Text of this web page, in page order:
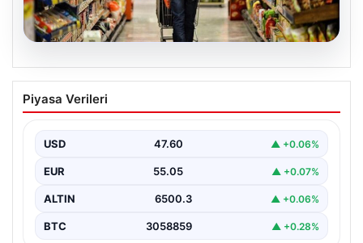
05.08.2026
Nisan Ayı Enflasyon Rakamları Ne
Zaman Açıklanacak? Ekonomistlerin
Türkiye İstatistik Kurumu (TÜİK) tarafından açıklanacak
Piyasa Verileri
USD 47.60 ▲ +0.06%
EUR 55.05 ▲ +0.07%
ALTIN 6500.3 ▲ +0.06%
BTC 3058859 ▲ +0.28%